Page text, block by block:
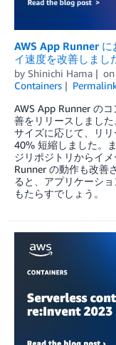
AWS App Runner
イ速度を改善しまし
by Shinichi Hama on
Containers
AWS App Runner の
善をリリースしまし
サイズに応じて、リ
40% 短縮しました。
ジリポジトリからイ
Runner の動作も改善
ると、アプリケーシ
もたらすでしょう。